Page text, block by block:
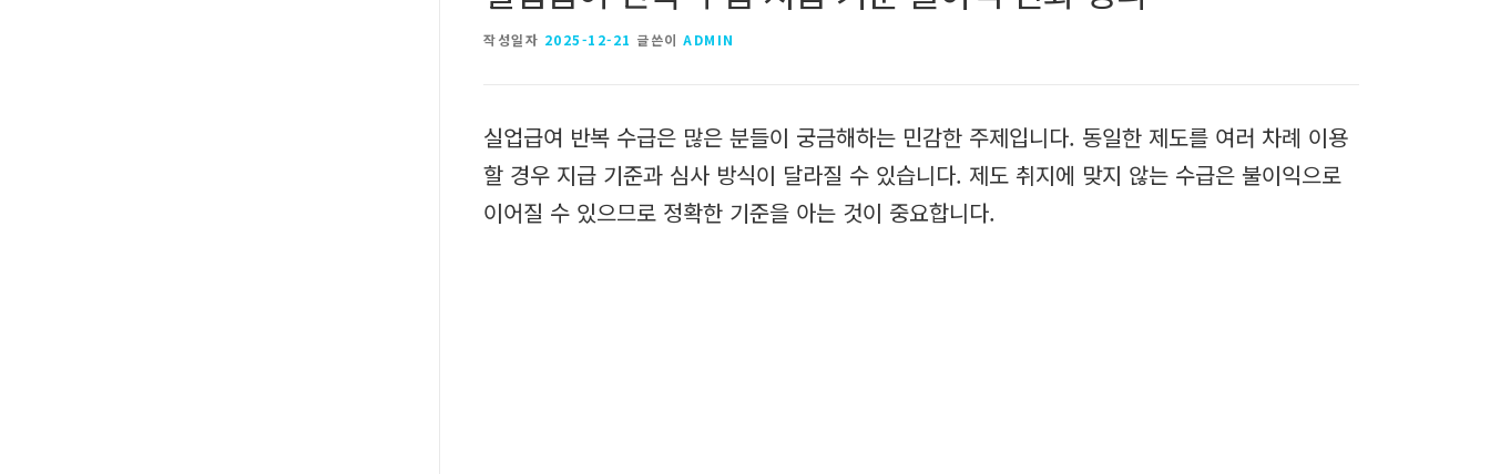
작성일자 2025-12-21 글쓴이 ADMIN
실업급여 반복 수급은 많은 분들이 궁금해하는 민감한 주제입니다. 동일한 제도를 여러 차례 이용
할 경우 지급 기준과 심사 방식이 달라질 수 있습니다. 제도 취지에 맞지 않는 수급은 불이익으로
이어질 수 있으므로 정확한 기준을 아는 것이 중요합니다.